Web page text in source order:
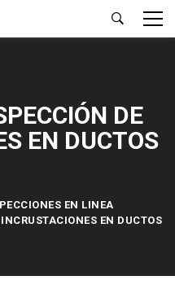
DE
EN DUCTOS
EN LINEA
EN DUCTOS